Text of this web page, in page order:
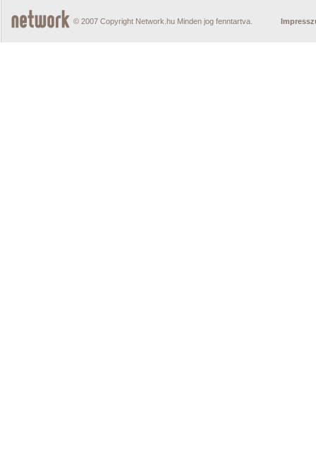
© 2007 Copyright Network.hu Minden jog fenntartva.